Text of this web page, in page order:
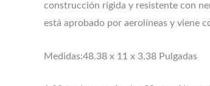
construcción rígida y resistente con
está aprobado por aerolíneas y viene
Medidas:48.38 x 11 x 3.38 Pulgadas